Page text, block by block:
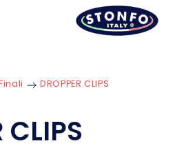
DROPPER CLIPS
CLIPS